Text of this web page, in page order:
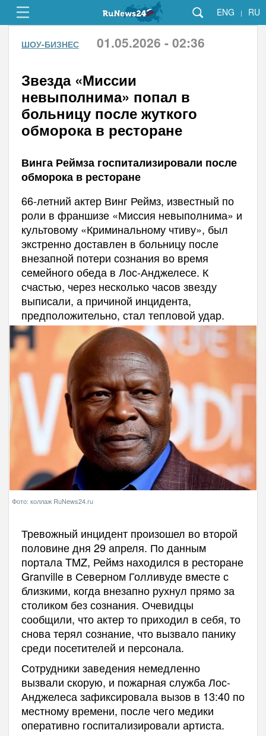
ENG | RU
ШОУ-БИЗНЕС 01.05.2026 - 02:36
Звезда «Миссии
невыполнима» попал в
больницу после жуткого
обморока в ресторане
Винга Реймза госпитализировали после
обморока в ресторане
66-летний актер Винг Реймз, известный по
роли в франшизе «Миссия невыполнима» и
культовому «Криминальному чтиву», был
экстренно доставлен в больницу после
внезапной потери сознания во время
семейного обеда в Лос-Анджелесе. К
счастью, через несколько часов звезду
выписали, а причиной инцидента,
предположительно, стал тепловой удар.
Фото: коллаж RuNews24.ru
Тревожный инцидент произошел во второй
половине дня 29 апреля. По данным
портала TMZ, Реймз находился в ресторане
Granville в Северном Голливуде вместе с
близкими, когда внезапно рухнул прямо за
столиком без сознания. Очевидцы
сообщили, что актер то приходил в себя, то
снова терял сознание, что вызвало панику
среди посетителей и персонала.
Сотрудники заведения немедленно
вызвали скорую, и пожарная служба Лос-
Анджелеса зафиксировала вызов в 13:40 по
местному времени, после чего медики
оперативно госпитализировали артиста.